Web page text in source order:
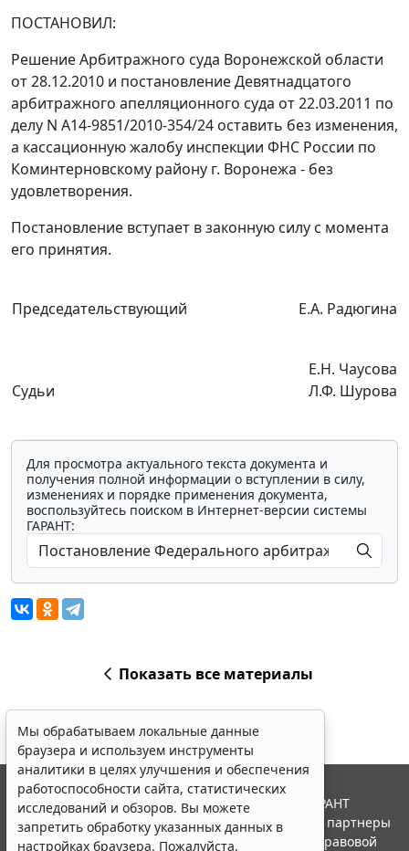
ПОСТАНОВИЛ:
Решение Арбитражного суда Воронежской области
от 28.12.2010 и постановление Девятнадцатого
арбитражного апелляционного суда от 22.03.2011 по
делу N А14-9851/2010-354/24 оставить без изменения,
а кассационную жалобу инспекции ФНС России по
Коминтерновскому району г. Воронежа - без
удовлетворения.
Постановление вступает в законную силу с момента
его принятия.
Председательствующий Е.А. Радюгина
Судьи
Е.Н. Чаусова
Л.Ф. Шурова
Для просмотра актуального текста документа и
получения полной информации о вступлении в силу,
изменениях и порядке применения документа,
воспользуйтесь поиском в Интернет-версии системы
ГАРАНТ:
Показать все материалы
Мы обрабатываем локальные данные
браузера и используем инструменты
аналитики в целях улучшения и обеспечения
работоспособности сайта, статистических
исследований и обзоров. Вы можете
запретить обработку указанных данных в
настройках браузера. Пожалуйста,
© ООО "НПП "ГАРАНТ-СЕРВИС", 2026. Система ГАРАНТ
выпускается с 1990 года. Компания "Гарант" и ее партнеры
являются участниками Российской ассоциации правовой